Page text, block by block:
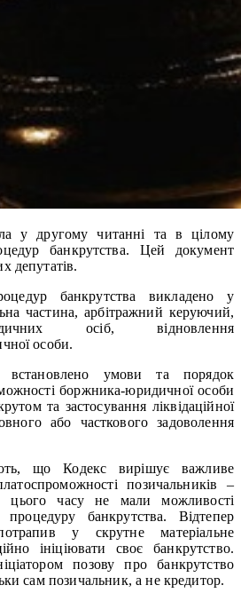
у другому читанні та в цілому
банкрутства. Цей документ
депутатів.
банкрутства викладено у
частина, арбітражний керуючий,
осіб, відновлення
особи.
умови та порядок
боржника-юридичної особи
та застосування ліквідаційної
або часткового задоволення
що Кодекс вирішує важливе
позичальників –
цього часу не мали можливості
банкрутства. Відтепер
у скрутне матеріальне
ініціювати своє банкрутство.
позову про банкрутство
сам позичальник, а не кредитор.